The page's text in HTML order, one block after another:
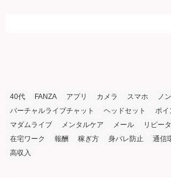
40代 FANZA アプリ カメラ スマホ
ノ
バーチャルライブチャット
ヘッドセット ポイ
マダムライブ
メンタルケア メール リピー
在宅ワーク
報酬 稼ぎ方 身バレ防止 通信
高収入